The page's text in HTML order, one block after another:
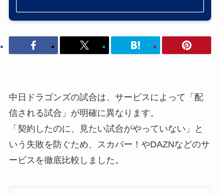
中日ドラゴンズの試合は、サービスによって「配
信される試合」が明確に異なります。
「契約したのに、見たい試合がやっていない」と
いう失敗を防ぐため、スカパー！やDAZNなどのサ
ービスを徹底比較しました。